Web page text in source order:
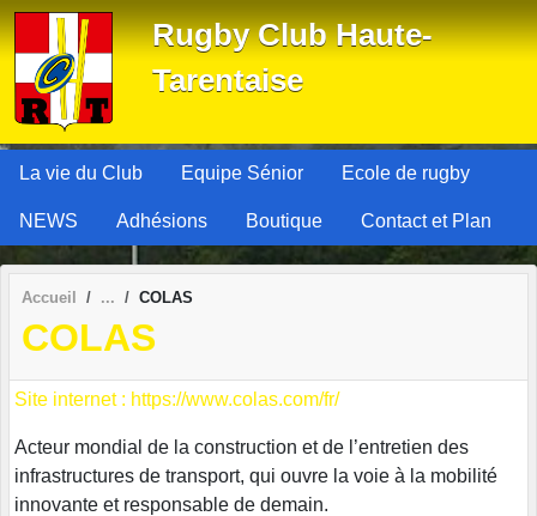
Rugby Club Haute-
Tarentaise
La vie du Club Equipe Sénior Ecole de rugby
NEWS Adhésions Boutique Contact et Plan
Accueil COLAS
COLAS
Site internet : https://www.colas.com/fr/
Acteur mondial de la construction et de l’entretien des
infrastructures de transport, qui ouvre la voie à la mobilité
innovante et responsable de demain.
Panneau de gestion des cookies